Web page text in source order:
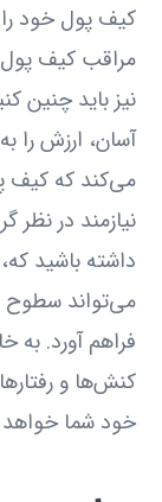
کیف پول خود را
مراقب کیف پول
نیز باید چنین
آسان، ارزش را
می‌کند که کیف
نیازمند در نظر
داشته باشید
می‌تواند سطوح
فراهم آورد. به
کنش‌ها و
خود شما خواهد